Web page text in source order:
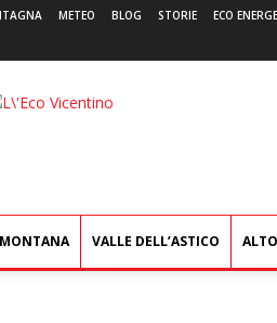
METEO BLOG STORIE ECO
L'Eco
VALLE DELL’ASTICO